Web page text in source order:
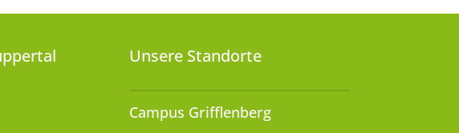
Unsere Standorte
Campus Grifflenberg